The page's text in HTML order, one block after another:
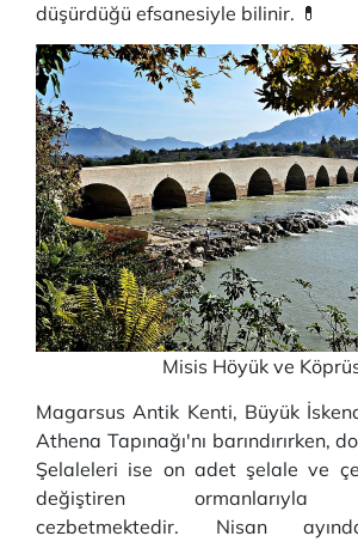
düşürdüğü efsanesiyle bilinir. 💊
Misis Höyük ve
Magarsus Antik Kenti, Büyük
Athena Tapınağı'nı barındırırken,
Şelaleleri ise on adet şelale ve
değiştiren ormanlarıyla
cezbetmektedir. Nisan